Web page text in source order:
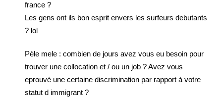
france ?
Les gens ont ils bon esprit envers les surfeurs debutants
? lol
Pèle mele : combien de jours avez vous eu besoin pour
trouver une collocation et / ou un job ? Avez vous
eprouvé une certaine discrimination par rapport à votre
statut d immigrant ?